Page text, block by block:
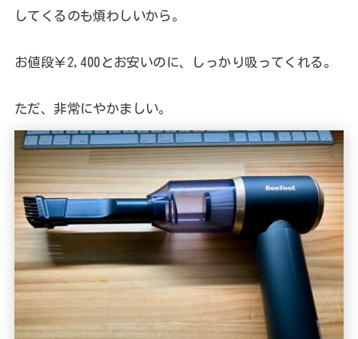
してくるのも煩わしいから。
お値段￥2,400とお安いのに、しっかり吸ってくれる。
ただ、非常にやかましい。